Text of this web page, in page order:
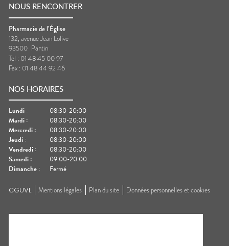
NOUS RENCONTRER
Pharmacie de l’Église
132, avenue Jean Lolive
93500 Pantin
Tel : 01 48 45 00 97
Fax : 01 48 44 92 46
NOS HORAIRES
Lundi :
08:30-20:00
Mardi :
08:30-20:00
Mercredi :
08:30-20:00
Jeudi :
08:30-20:00
Vendredi :
08:30-20:00
Samedi :
09:00-20:00
Dimanche : Fermé
CGUVL Mentions légales Plan du site Données personnelles et cookies